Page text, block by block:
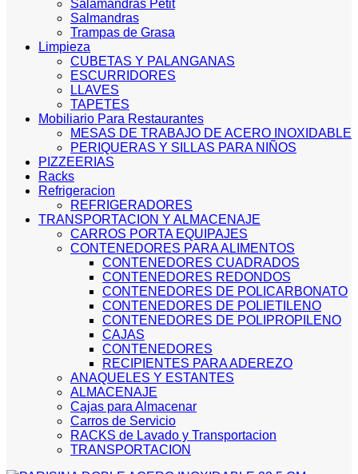
Salamandras Petit
Salmandras
Trampas de Grasa
Limpieza
CUBETAS Y PALANGANAS
ESCURRIDORES
LLAVES
TAPETES
Mobiliario Para Restaurantes
MESAS DE TRABAJO DE ACERO INOXIDABLE
PERIQUERAS Y SILLAS PARA NIÑOS
PIZZEERIAS
Racks
Refrigeracion
REFRIGERADORES
TRANSPORTACION Y ALMACENAJE
CARROS PORTA EQUIPAJES
CONTENEDORES PARA ALIMENTOS
CONTENEDORES CUADRADOS
CONTENEDORES REDONDOS
CONTENEDORES DE POLICARBONATO
CONTENEDORES DE POLIETILENO
CONTENEDORES DE POLIPROPILENO
CAJAS
CONTENEDORES
RECIPIENTES PARA ADEREZO
ANAQUELES Y ESTANTES
ALMACENAJE
Cajas para Almacenar
Carros de Servicio
RACKS de Lavado y Transportacion
TRANSPORTACION